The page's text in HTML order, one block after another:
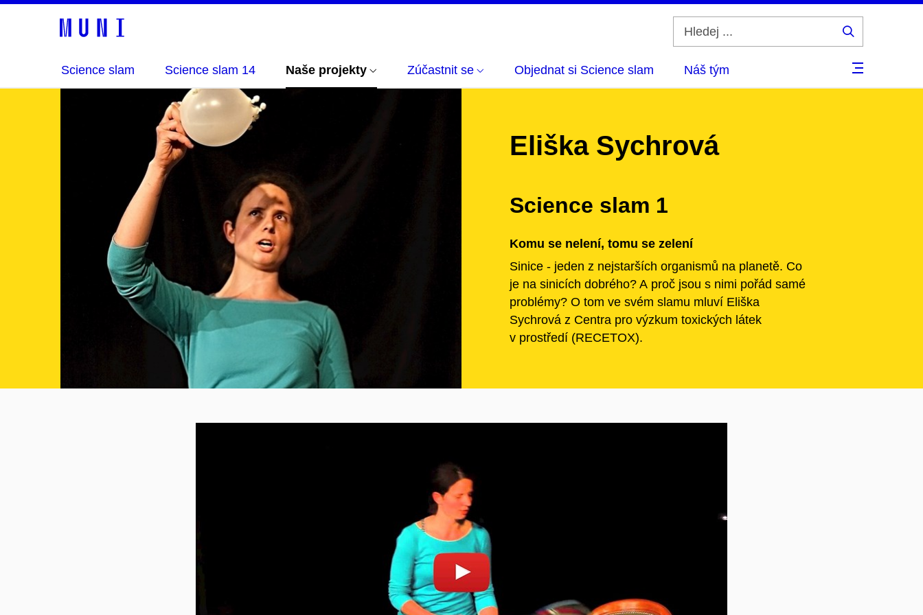
Science slam Science slam 14 Naše projekty Zúčastnit se Objednat si Science slam Náš tým
Eliška Sychrová
Science slam 1
Komu se nelení, tomu se zelení
Sinice - jeden z nejstarších organismů na planetě. Co
je na sinicích dobrého? A proč jsou s nimi pořád samé
problémy? O tom ve svém slamu mluví Eliška
Sychrová z Centra pro výzkum toxických látek
v prostředí (RECETOX).
Povolit cookies a přehrát Otevřít na youtube.com